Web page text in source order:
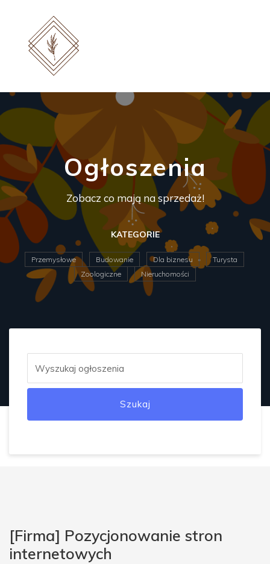
Ogłoszenia
Zobacz co mają na sprzedaż!
KATEGORIE
Przemysłowe Budowanie Dla biznesu
Turysta
Zoologiczne
Nieruchomości
Szukaj
[Firma] Pozycjonowanie stron
internetowych